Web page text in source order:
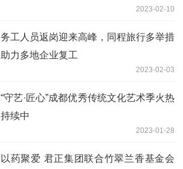
2023-02-10
务工人员返岗迎来高峰，同程旅行多举措
助力多地企业复工
2023-02-03
​“守艺·匠心”成都优秀传统文化艺术季火热
持续中
2023-01-28
以药聚爱 君正集团联合竹翠兰香基金会